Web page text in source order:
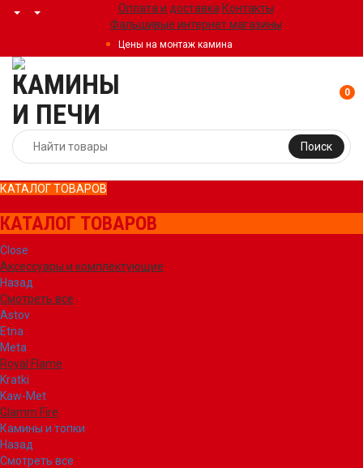
Оплата и доставка Контакты
Фальшивые интернет магазины
Цены на монтаж камина
Поиск
0
КАТАЛОГ ТОВАРОВ
КАТАЛОГ ТОВАРОВ
Close
Аксессуары и комплектующие
Назад
Смотреть все
Astov
Etna
Meta
Royal Flame
Kratki
Kaw-Met
Glamm Fire
Камины и топки
Назад
Смотреть все